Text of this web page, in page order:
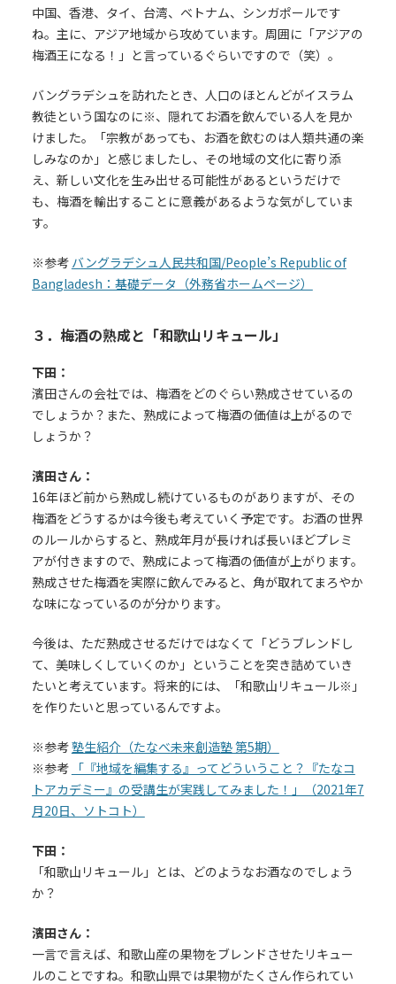
中国、香港、タイ、台湾、ベトナム、シンガポールです
ね。主に、アジア地域から攻めています。周囲に「アジアの
梅酒王になる！」と言っているぐらいですので（笑）。
バングラデシュを訪れたとき、人口のほとんどがイスラム
教徒という国なのに※、隠れてお酒を飲んでいる人を見か
けました。「宗教があっても、お酒を飲むのは人類共通の楽
しみなのか」と感じましたし、その地域の文化に寄り添
え、新しい文化を生み出せる可能性があるというだけで
も、梅酒を輸出することに意義があるような気がしていま
す。
※参考 バングラデシュ人民共和国/People’s Republic of
Bangladesh：基礎データ（外務省ホームページ）
３．梅酒の熟成と「和歌山リキュール」
下田：
濱田さんの会社では、梅酒をどのぐらい熟成させているの
でしょうか？また、熟成によって梅酒の価値は上がるので
しょうか？
濱田さん：
16年ほど前から熟成し続けているものがありますが、その
梅酒をどうするかは今後も考えていく予定です。お酒の世界
のルールからすると、熟成年月が長ければ長いほどプレミ
アが付きますので、熟成によって梅酒の価値が上がります。
熟成させた梅酒を実際に飲んでみると、角が取れてまろやか
な味になっているのが分かります。
今後は、ただ熟成させるだけではなくて「どうブレンドし
て、美味しくしていくのか」ということを突き詰めていき
たいと考えています。将来的には、「和歌山リキュール※」
を作りたいと思っているんですよ。
※参考塾生紹介（たなべ未来創造塾 第5期）
※参考 「『地域を編集する』ってどういうこと？『たなコ
トアカデミー』の受講生が実践してみました！」（2021年7
月20日、ソトコト）
下田：
「和歌山リキュール」とは、どのようなお酒なのでしょう
か？
濱田さん：
一言で言えば、和歌山産の果物をブレンドさせたリキュー
ルのことですね。和歌山県では果物がたくさん作られてい